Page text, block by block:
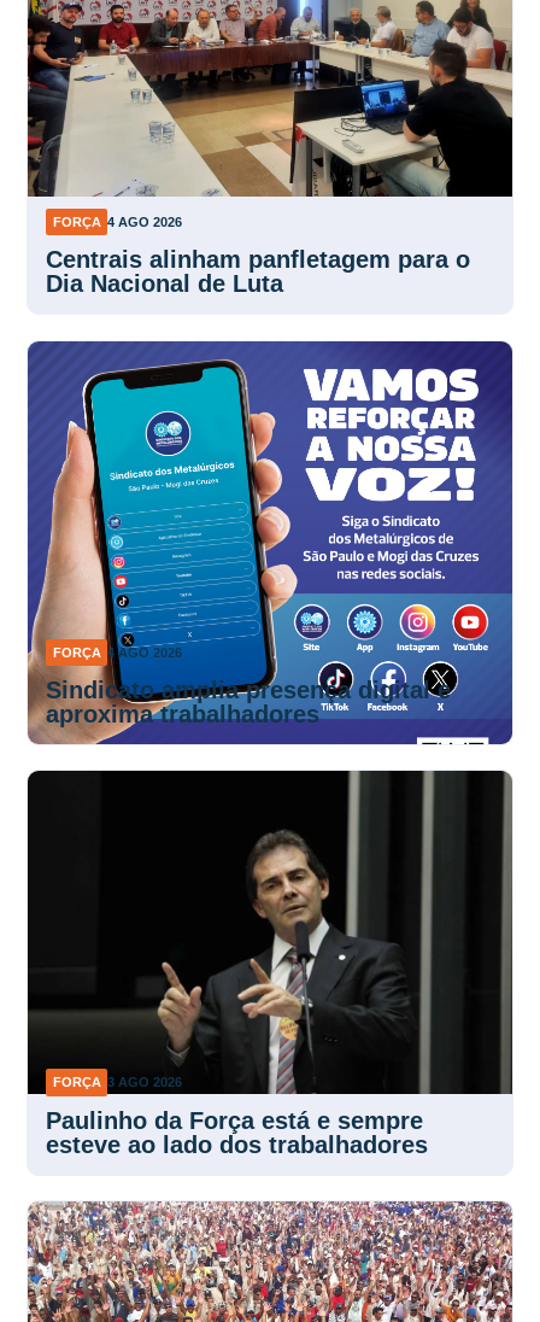
FORÇA 4 AGO 2026
Centrais alinham panfletagem para o
Dia Nacional de Luta
FORÇA 4 AGO 2026
Sindicato amplia presença digital e
aproxima trabalhadores
FORÇA 3 AGO 2026
Paulinho da Força está e sempre
esteve ao lado dos trabalhadores